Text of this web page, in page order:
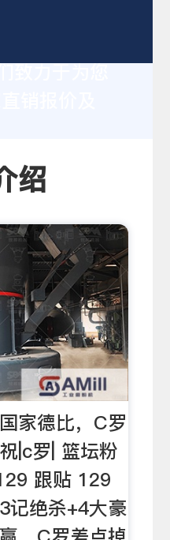
销报价及
绍
家德比，C罗
|c罗| 篮坛粉
跟贴 129
记绝杀+4大豪